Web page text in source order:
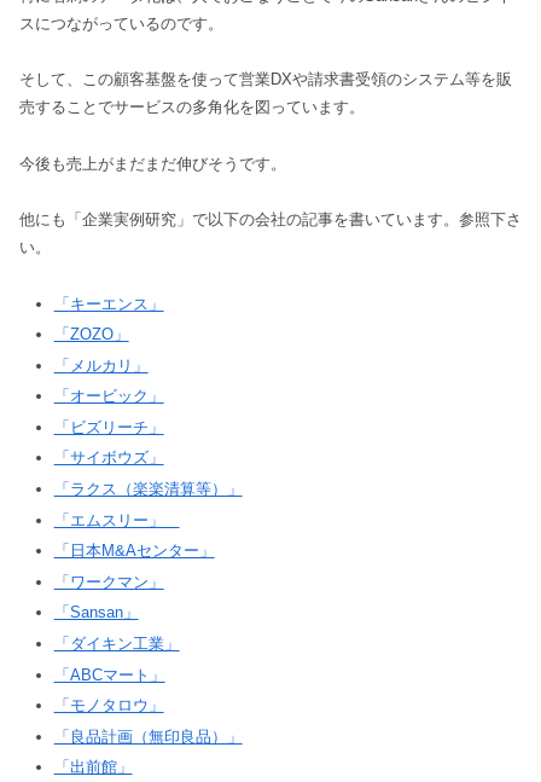
スにつながっているのです。
そして、この顧客基盤を使って営業DXや請求書受領のシステム等を販
売することでサービスの多角化を図っています。
今後も売上がまだまだ伸びそうです。
他にも「企業実例研究」で以下の会社の記事を書いています。参照下さ
い。
「キーエンス」
「ZOZO」
「メルカリ」
「オービック」
「ビズリーチ」
「サイボウズ」
「ラクス（楽楽清算等）」
「エムスリー」
「日本M&Aセンター」
「ワークマン」
「Sansan」
「ダイキン工業」
「ABCマート」
「モノタロウ」
「良品計画（無印良品）」
「出前館」